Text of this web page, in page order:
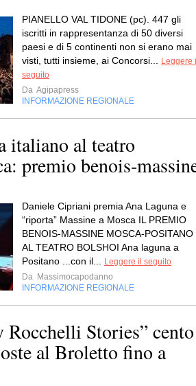
PIANELLO VAL TIDONE (pc). 447 gli
iscritti in rappresentanza di 50 diversi
paesi e di 5 continenti non si erano mai
visti, tutti insieme, ai Concorsi...
Leggere
seguito
Da Agipapress
INFORMAZIONE REGIONALE
italiano al teatro
premio benois-
Daniele Cipriani premia Ana Laguna e
“riporta” Massine a Mosca IL PREMIO
BENOIS-MASSINE MOSCA-POSITANO
AL TEATRO BOLSHOI Ana laguna a
Positano ...con il...
Leggere il seguito
Da Massimocapodanno
INFORMAZIONE REGIONALE
Stories” cento
al Broletto fino a